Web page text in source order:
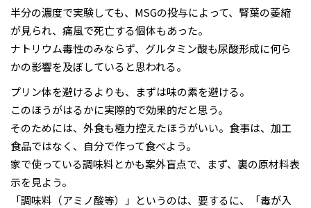
半分の濃度で実験しても、MSGの投与によって、腎葉の萎縮
が見られ、痛風で死亡する個体もあった。
ナトリウム毒性のみならず、グルタミン酸も尿酸形成に何ら
かの影響を及ぼしていると思われる。
プリン体を避けるよりも、まずは味の素を避ける。
このほうがはるかに実際的で効果的だと思う。
そのためには、外食も極力控えたほうがいい。食事は、加工
食品ではなく、自分で作って食べよう。
家で使っている調味料とかも案外盲点で、まず、裏の原材料表
示を見よう。
「調味料（アミノ酸等）」というのは、要するに、「毒が入